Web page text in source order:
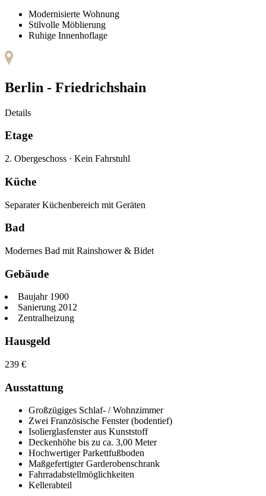
Modernisierte Wohnung
Stilvolle Möblierung
Ruhige Innenhoflage
Berlin - Friedrichshain
Details
Etage
2. Obergeschoss · Kein Fahrstuhl
Küche
Separater Küchenbereich mit Geräten
Bad
Modernes Bad mit Rainshower & Bidet
Gebäude
Baujahr 1900
Sanierung 2012
Zentralheizung
Hausgeld
239 €
Ausstattung
Großzügiges Schlaf- / Wohnzimmer
Zwei Französische Fenster (bodentief)
Isolierglasfenster aus Kunststoff
Deckenhöhe bis zu ca. 3,00 Meter
Hochwertiger Parkettfußboden
Maßgefertigter Garderobenschrank
Fahrradabstellmöglichkeiten
Kellerabteil